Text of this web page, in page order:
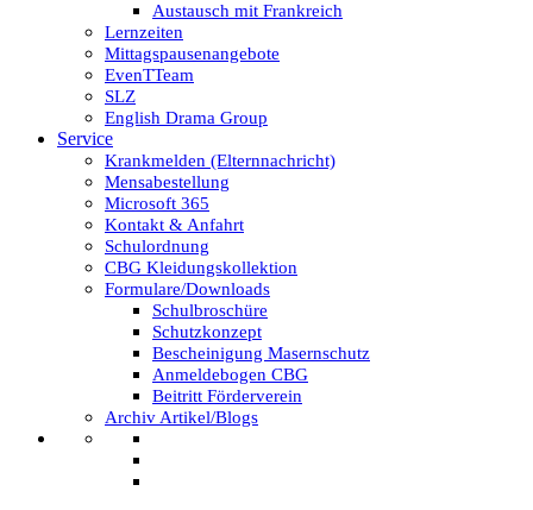
Austausch mit Frankreich
Lernzeiten
Mittagspausenangebote
EvenTTeam
SLZ
English Drama Group
Service
Krankmelden (Elternnachricht)
Mensabestellung
Microsoft 365
Kontakt & Anfahrt
Schulordnung
CBG Kleidungskollektion
Formulare/Downloads
Schulbroschüre
Schutzkonzept
Bescheinigung Masernschutz
Anmeldebogen CBG
Beitritt Förderverein
Archiv Artikel/Blogs